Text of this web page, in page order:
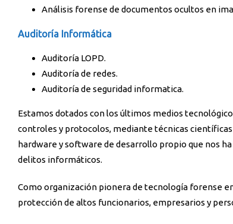
Análisis forense de documentos ocultos en
Auditoría Informática
Auditoría LOPD.
Auditoría de redes.
Auditoría de seguridad informatica.
Estamos dotados con los últimos medios
controles y protocolos, mediante técnicas
hardware y software de desarrollo propio que nos
delitos informáticos.
Como organización pionera de tecnología forense
protección de altos funcionarios, empresarios y